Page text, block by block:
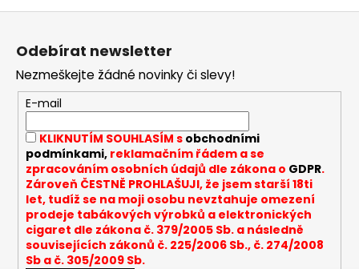
o
t
ř
e
b
e
e
n
a
Z
Odebírat newsletter
Nezmeškejte žádné novinky či slevy!
E-mail
KLIKNUTÍM SOUHLASÍM s obchodními
podmínkami,reklamačním řádem a se
zpracováním osobních údajů dle zákona o GDPR.
Zároveň ČESTNĚ PROHLAŠUJI, že jsem starší 18ti
let, tudíž se na moji osobu nevztahuje omezení
prodeje tabákových výrobků a elektronických
cigaret dle zákona č. 379/2005 Sb. a následně
souvisejících zákonů č. 225/2006 Sb., č. 274/2008
Sb a č. 305/2009 Sb.